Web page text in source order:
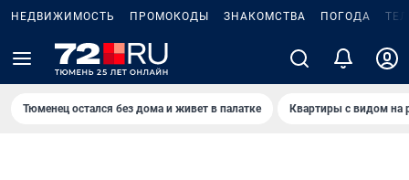
НЕДВИЖИМОСТЬ ПРОМОКОДЫ ЗНАКОМСТВА ПОГОДА
Тюменец остался без дома и живет в палатке Квартиры с видом на